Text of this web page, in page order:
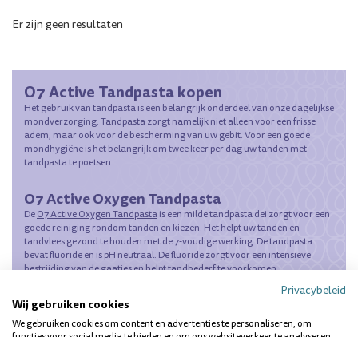
Er zijn geen resultaten
O7 Active Tandpasta kopen
Het gebruik van tandpasta is een belangrijk onderdeel van onze dagelijkse
mondverzorging. Tandpasta zorgt namelijk niet alleen voor een frisse
adem, maar ook voor de bescherming van uw gebit. Voor een goede
mondhygiëne is het belangrijk om twee keer per dag uw tanden met
tandpasta te poetsen.
O7 Active Oxygen Tandpasta
DeO7 Active Oxygen Tandpastais een milde tandpasta dei zorgt voor een
goede reiniging rondom tanden en kiezen. Het helpt uw tanden en
tandvlees gezond te houden met de 7-voudige werking. De tandpasta
bevat fluoride en is pH neutraal. De fluoride zorgt voor een intensieve
bestrijding van de gaatjes en helpt tandbederf te voorkomen.
verwijdert oppervlakkige verkleuringen voor mooie en natuurlijk witte
tanden.
Privacybeleid
Wij gebruiken cookies
We gebruiken cookies om content en advertenties te personaliseren, om